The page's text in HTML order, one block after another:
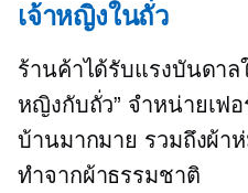
เจ้าหญิงในถั่ว
ร้านค้าได้รับแรงบันดาล
หญิงกับถั่ว” จำหน่ายเฟ
บ้านมากมาย รวมถึงผ้า
ทำจากผ้าธรรมชาติ